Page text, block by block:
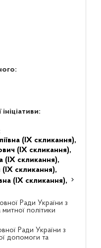
(IX скликання),
(IX скликання),
(IX скликання),
скликання),
(IX скликання),
Ради України з
митної політики
Ради України з
допомоги та